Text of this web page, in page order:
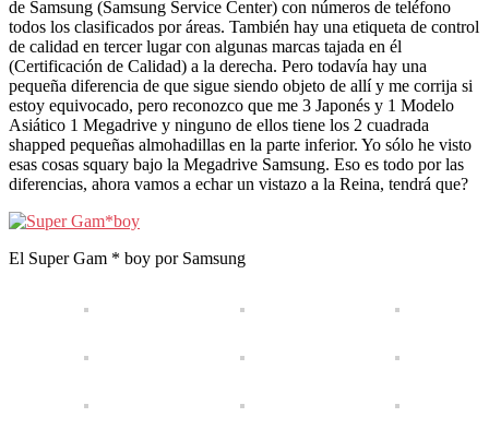
de Samsung (Samsung Service Center) con números de teléfono
todos los clasificados por áreas. También hay una etiqueta de control
de calidad en tercer lugar con algunas marcas tajada en él
(Certificación de Calidad) a la derecha. Pero todavía hay una
pequeña diferencia de que sigue siendo objeto de allí y me corrija si
estoy equivocado, pero reconozco que me 3 Japonés y 1 Modelo
Asiático 1 Megadrive y ninguno de ellos tiene los 2 cuadrada
shapped pequeñas almohadillas en la parte inferior. Yo sólo he visto
esas cosas squary bajo la Megadrive Samsung. Eso es todo por las
diferencias, ahora vamos a echar un vistazo a la Reina, tendrá que?
El Super Gam * boy por Samsung